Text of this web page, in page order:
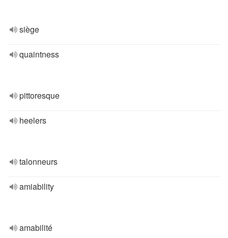
siège
quaintness
pittoresque
heelers
talonneurs
amiability
amabilité